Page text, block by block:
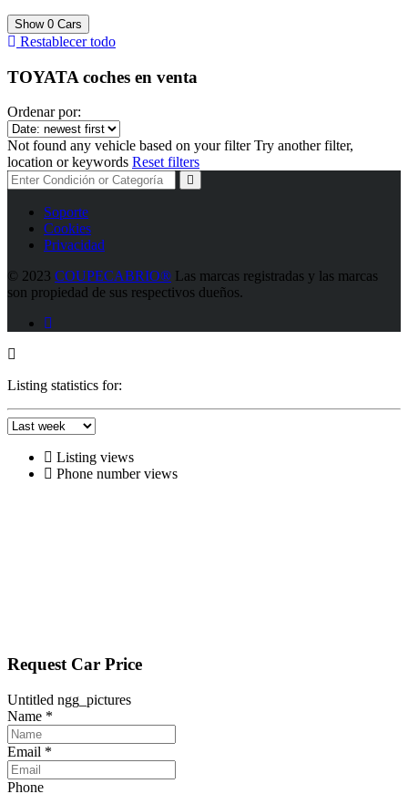
Show 0 Cars
Restablecer todo
TOYATA coches en venta
Ordenar por:
Not found any vehicle based on your filter Try another filter,
location or keywords Reset filters
Soporte
Cookies
Privacidad
© 2023 COUPECABRIO® Las marcas registradas y las marcas
son propiedad de sus respectivos dueños.
Listing statistics for:
Listing views
Phone number views
Request Car Price
Untitled ngg_pictures
Name *
Email *
Phone